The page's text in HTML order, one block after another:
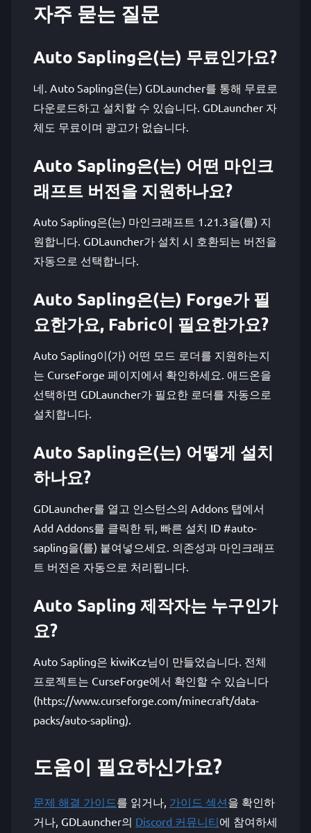
자주 묻는 질문
Auto Sapling은(는) 무료인가요?
네. Auto Sapling은(는) GDLauncher를 통해 무료로
다운로드하고 설치할 수 있습니다. GDLauncher 자
체도 무료이며 광고가 없습니다.
Auto Sapling은(는) 어떤 마인크
래프트 버전을 지원하나요?
Auto Sapling은(는) 마인크래프트 1.21.3을(를) 지
원합니다. GDLauncher가 설치 시 호환되는 버전을
자동으로 선택합니다.
Auto Sapling은(는) Forge가 필
요한가요, Fabric이 필요한가요?
Auto Sapling이(가) 어떤 모드 로더를 지원하는지
는 CurseForge 페이지에서 확인하세요. 애드온을
선택하면 GDLauncher가 필요한 로더를 자동으로
설치합니다.
Auto Sapling은(는) 어떻게 설치
하나요?
GDLauncher를 열고 인스턴스의 Addons 탭에서
Add Addons를 클릭한 뒤, 빠른 설치 ID #auto-
sapling을(를) 붙여넣으세요. 의존성과 마인크래프
트 버전은 자동으로 처리됩니다.
Auto Sapling 제작자는 누구인가
요?
Auto Sapling은 kiwiKcz님이 만들었습니다. 전체
프로젝트는 CurseForge에서 확인할 수 있습니다
(https://www.curseforge.com/minecraft/data-
packs/auto-sapling).
도움이 필요하신가요?
문제 해결 가이드를 읽거나, 가이드 섹션을 확인하
거나, GDLauncher의 Discord 커뮤니티에 참여하세